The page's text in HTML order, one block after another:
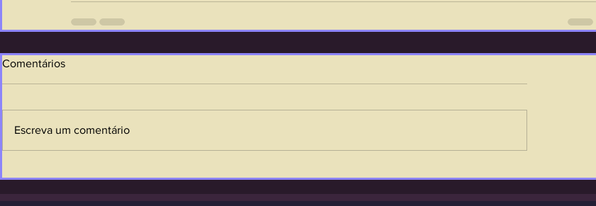
Comentários
Escreva um comentário